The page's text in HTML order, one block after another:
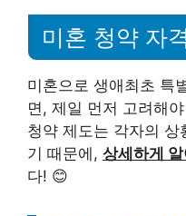
미혼 청약 자
미혼으로 생애최초 특
면, 제일 먼저 고려해
청약 제도는 각자의 상
기 때문에, 상세하게
다! 😊